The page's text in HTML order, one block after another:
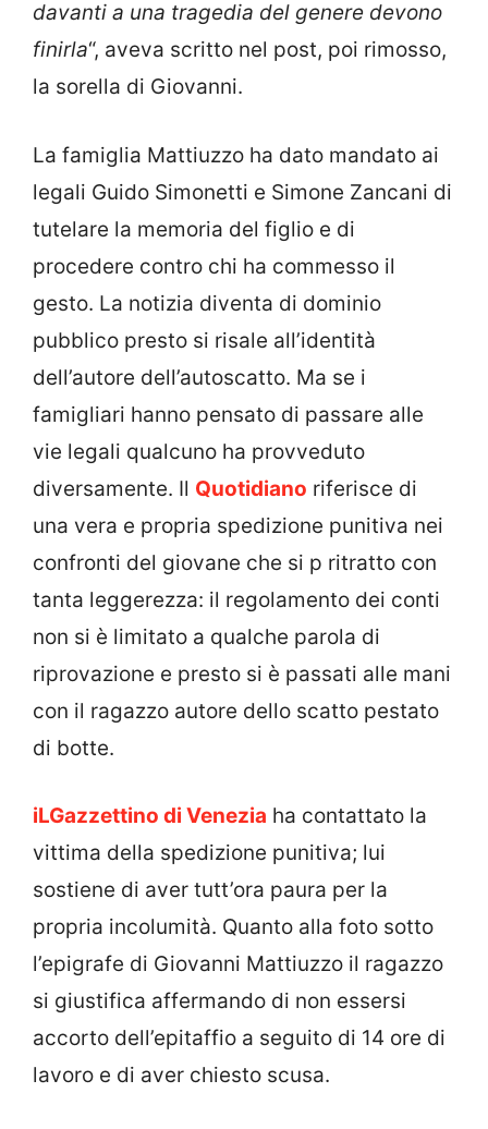
davanti a una tragedia del genere devono
finirla“, aveva scritto nel post, poi rimosso,
la sorella di Giovanni.
La famiglia Mattiuzzo ha dato mandato ai
legali Guido Simonetti e Simone Zancani di
tutelare la memoria del figlio e di
procedere contro chi ha commesso il
gesto. La notizia diventa di dominio
pubblico presto si risale all’identità
dell’autore dell’autoscatto. Ma se i
famigliari hanno pensato di passare alle
vie legali qualcuno ha provveduto
diversamente. Il Quotidiano riferisce di
una vera e propria spedizione punitiva nei
confronti del giovane che si p ritratto con
tanta leggerezza: il regolamento dei conti
non si è limitato a qualche parola di
riprovazione e presto si è passati alle mani
con il ragazzo autore dello scatto pestato
di botte.
iLGazzettino di Venezia ha contattato la
vittima della spedizione punitiva; lui
sostiene di aver tutt’ora paura per la
propria incolumità. Quanto alla foto sotto
l’epigrafe di Giovanni Mattiuzzo il ragazzo
si giustifica affermando di non essersi
accorto dell’epitaffio a seguito di 14 ore di
lavoro e di aver chiesto scusa.